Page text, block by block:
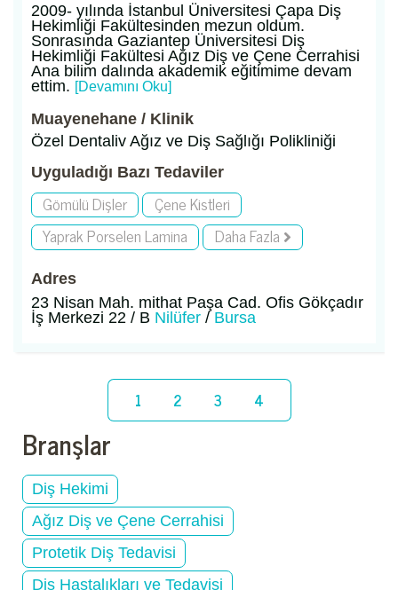
2009- yılında İstanbul Üniversitesi Çapa Diş
Hekimliği Fakültesinden mezun oldum.
Sonrasında Gaziantep Üniversitesi Diş
Hekimliği Fakültesi Ağız Diş ve Çene Cerrahisi
Ana bilim dalında akademik eğitimime devam
ettim. [Devamını Oku]
Muayenehane / Klinik
Özel Dentaliv Ağız ve Diş Sağlığı Polikliniği
Uyguladığı Bazı Tedaviler
Gömülü Dişler
Çene Kistleri
Yaprak Porselen Lamina
Daha Fazla
Adres
23 Nisan Mah. mithat Paşa Cad. Ofis Gökçadır
İş Merkezi 22 / B Nilüfer / Bursa
1 2 3 4
Branşlar
Diş Hekimi
Ağız Diş ve Çene Cerrahisi
Protetik Diş Tedavisi
Diş Hastalıkları ve Tedavisi